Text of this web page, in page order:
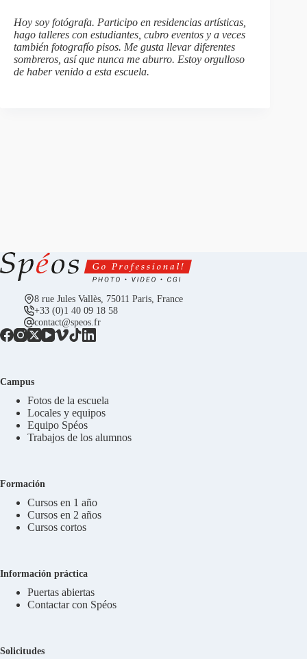
Hoy soy fotógrafa. Participo en residencias artísticas,
hago talleres con estudiantes, cubro eventos y a veces
también fotografío pisos. Me gusta llevar diferentes
sombreros, así que nunca me aburro. Estoy orgulloso
de haber venido a esta escuela.
8 rue Jules Vallès, 75011 Paris, France
+33 (0)1 40 09 18 58
contact@speos.fr
Campus
Fotos de la escuela
Locales y equipos
Equipo Spéos
Trabajos de los alumnos
Formación
Cursos en 1 año
Cursos en 2 años
Cursos cortos
Información práctica
Puertas abiertas
Contactar con Spéos
Solicitudes